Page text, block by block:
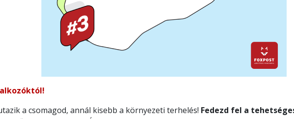
a csomagod, annál kisebb a környezeti terhelés! Fedezd fel a